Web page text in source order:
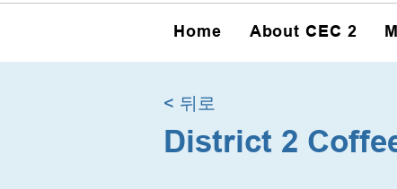
Home About CEC 2
< 뒤로
District 2